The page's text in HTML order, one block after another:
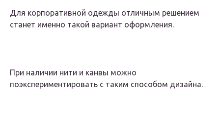
Для корпоративной одежды отличным решением
станет именно такой вариант оформления.
При наличии нити и канвы можно
поэкспериментировать с таким способом дизайна.